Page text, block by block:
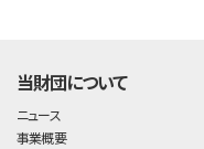
当財団について
ニュース
事業概要